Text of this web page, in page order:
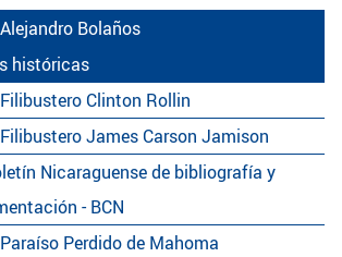
Bolaños
históricas
Clinton Rollin
James Carson Jamison
Nicaraguense de bibliografía y
- BCN
Perdido de Mahoma